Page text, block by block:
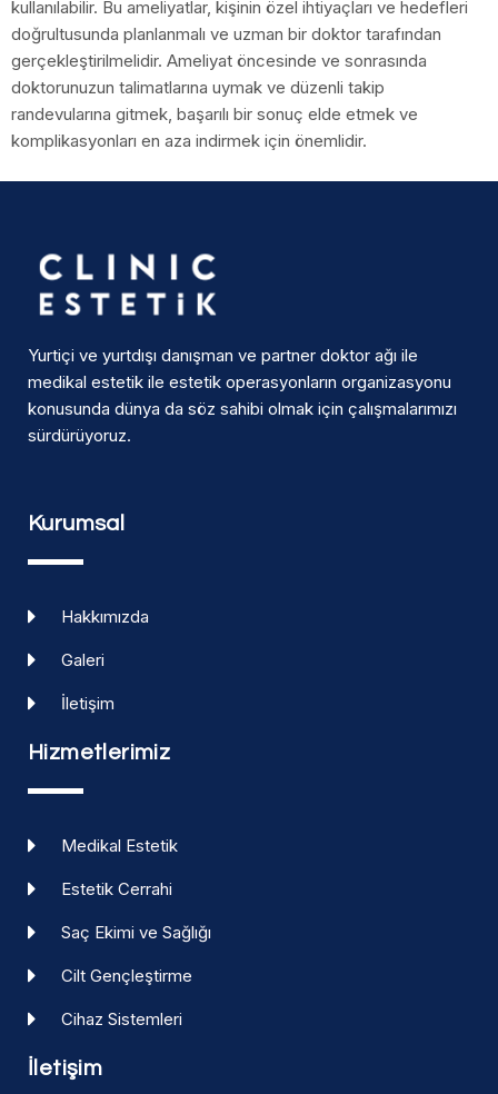
kullanılabilir. Bu ameliyatlar, kişinin özel ihtiyaçları ve hedefleri
doğrultusunda planlanmalı ve uzman bir doktor tarafından
gerçekleştirilmelidir. Ameliyat öncesinde ve sonrasında
doktorunuzun talimatlarına uymak ve düzenli takip
randevularına gitmek, başarılı bir sonuç elde etmek ve
komplikasyonları en aza indirmek için önemlidir.
Yurtiçi ve yurtdışı danışman ve partner doktor ağı ile
medikal estetik ile estetik operasyonların organizasyonu
konusunda dünya da söz sahibi olmak için çalışmalarımızı
sürdürüyoruz.
Kurumsal
Hakkımızda
Galeri
İletişim
Hizmetlerimiz
Medikal Estetik
Estetik Cerrahi
Saç Ekimi ve Sağlığı
Cilt Gençleştirme
Cihaz Sistemleri
İletişim